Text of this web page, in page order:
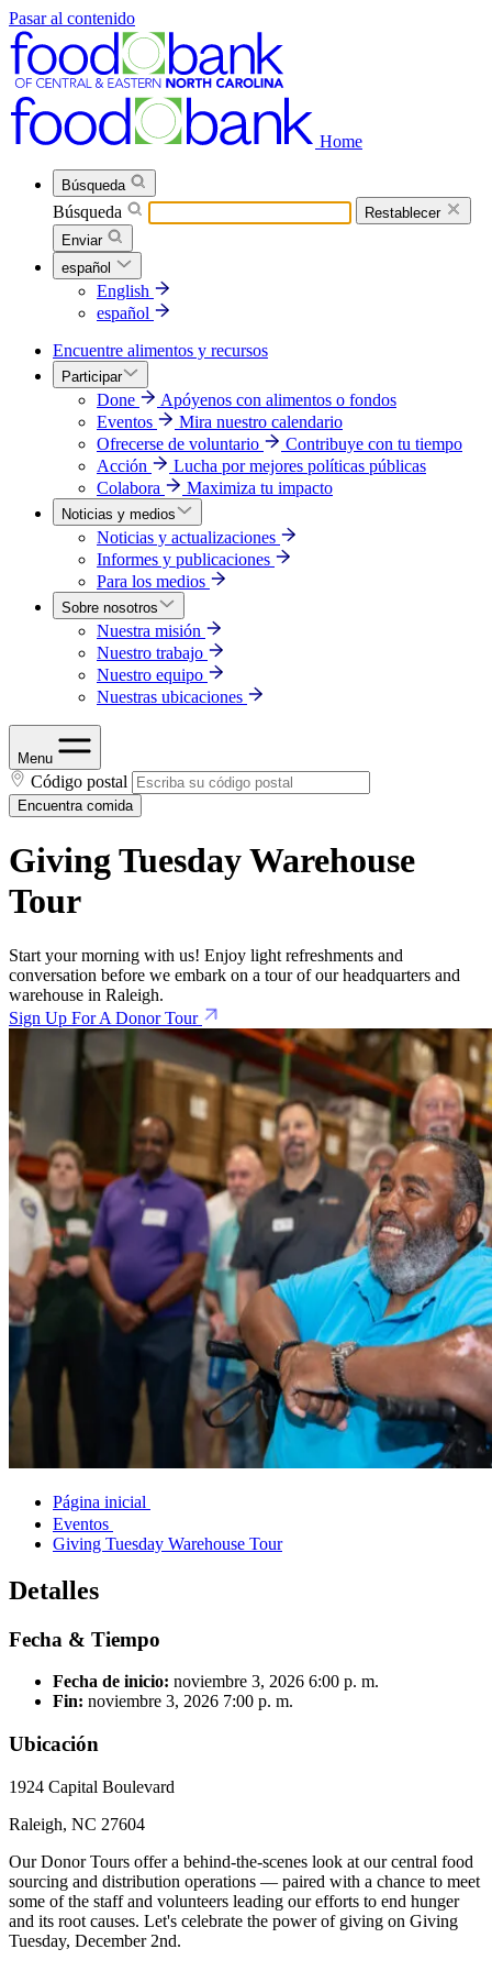
Pasar al contenido
Home
Búsqueda
Búsqueda
Restablecer
Enviar
español
English
español
Encuentre alimentos y recursos
Participar
Done
Apóyenos con alimentos o fondos
Eventos
Mira nuestro calendario
Ofrecerse de voluntario
Contribuye con tu tiempo
Acción
Lucha por mejores políticas públicas
Colabora
Maximiza tu impacto
Noticias y medios
Noticias y actualizaciones
Informes y publicaciones
Para los medios
Sobre nosotros
Nuestra misión
Nuestro trabajo
Nuestro equipo
Nuestras ubicaciones
Menu
Código postal
Encuentra comida
Giving Tuesday Warehouse
Tour
Start your morning with us! Enjoy light refreshments and
conversation before we embark on a tour of our headquarters and
warehouse in Raleigh.
Sign Up For A Donor Tour
Página inicial
Eventos
Giving Tuesday Warehouse Tour
Detalles
Fecha & Tiempo
Fecha de inicio: noviembre 3, 2026 6:00 p. m.
Fin: noviembre 3, 2026 7:00 p. m.
Ubicación
1924 Capital Boulevard
Raleigh, NC 27604
Our Donor Tours offer a behind-the-scenes look at our central food
sourcing and distribution operations — paired with a chance to meet
some of the staff and volunteers leading our efforts to end hunger
and its root causes. Let's celebrate the power of giving on Giving
Tuesday, December 2nd.